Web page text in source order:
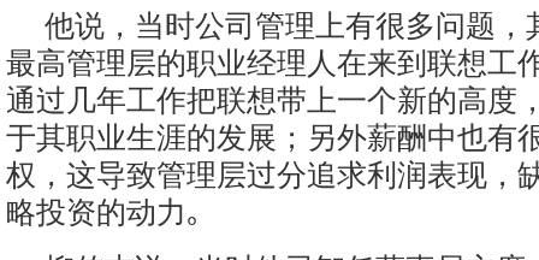
他说，当时公司管理上有很多问题，
最高管理层的职业经理人在来到联想工
通过几年工作把联想带上一个新的高度
于其职业生涯的发展；另外薪酬中也有
权，这导致管理层过分追求利润表现，
略投资的动力｡